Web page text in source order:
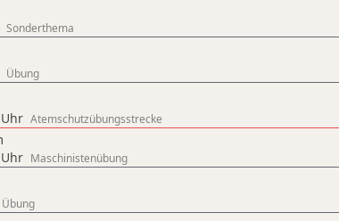
Sonderthema
Übung
Atemschutzübungsstrecke
Maschinistenübung
Übung